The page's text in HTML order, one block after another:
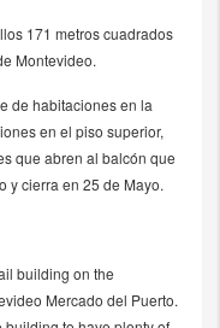
171 metros cuadrados
Montevideo.
de habitaciones en la
en el piso superior,
que abren al balcón que
y cierra en 25 de Mayo.
building on the
Mercado del Puerto.